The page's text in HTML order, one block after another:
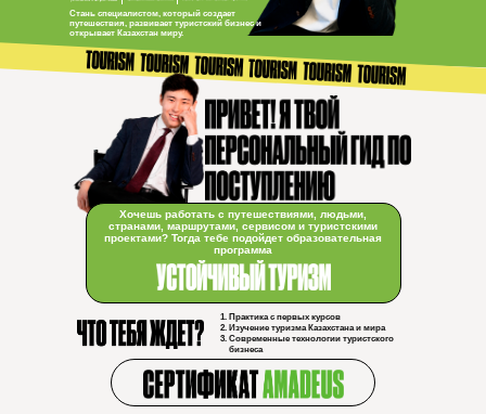
Стань специалистом, который создает
путешествия, развивает туристский бизнес и
открывает Казахстан миру.
Практика с первых курсов
Изучение туризма Казахстана и мира
Современные технологии туристского
бизнеса
Хочешь работать с путешествиями, людьми,
странами, маршрутами, сервисом и туристскими
проектами? Тогда тебе подойдет образовательная
программа